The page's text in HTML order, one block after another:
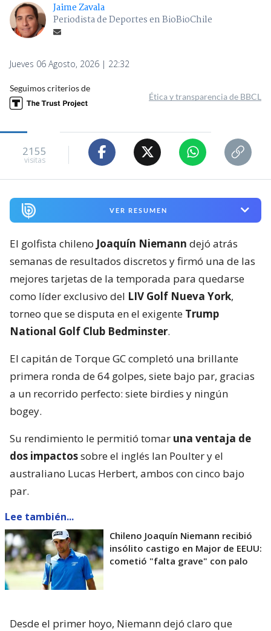
Jaime Zavala
Periodista de Deportes en BioBioChile
Jueves 06 Agosto, 2026 | 22:32
Seguimos criterios de
Ética y transparencia de BBCL
2155
visitas
VER RESUMEN
El golfista chileno Joaquín Niemann dejó atrás
semanas de resultados discretos y firmó una de las
mejores tarjetas de la temporada para quedarse
como líder exclusivo del LIV Golf Nueva York,
torneo que se disputa en el exigente Trump
National Golf Club Bedminster.
El capitán de Torque GC completó una brillante
primera ronda de 64 golpes, siete bajo par, gracias
a un recorrido perfecto: siete birdies y ningún
bogey.
Su rendimiento le permitió tomar una ventaja de
dos impactossobre el inglés Ian Poulter y el
australiano Lucas Herbert, ambos con cinco bajo
par.
Lee también...
Chileno Joaquín Niemann recibió
insólito castigo en Major de EEUU:
cometió "falta grave" con palo
Desde el primer hoyo, Niemann dejó claro que